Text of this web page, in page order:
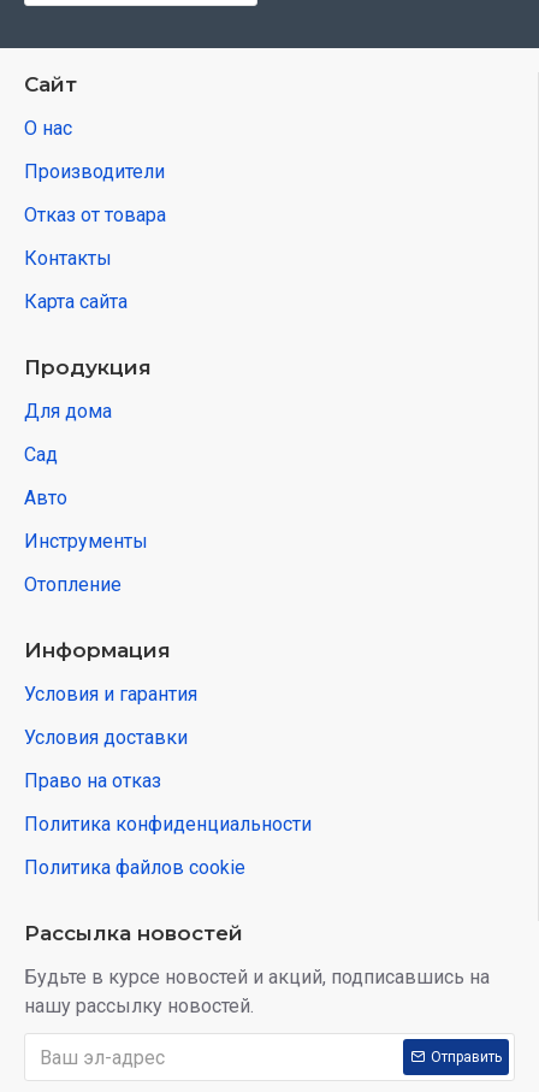
Сайт
О нас
Производители
Отказ от товара
Контакты
Карта сайта
Продукция
Для дома
Сад
Авто
Инструменты
Отопление
Информация
Условия и гарантия
Условия доставки
Право на отказ
Политика конфиденциальности
Политика файлов cookie
Рассылка новостей
Будьте в курсе новостей и акций, подписавшись на
нашу рассылку новостей.
Отправить